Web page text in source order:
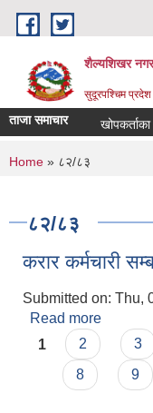
Skip to main content
शैल्यशिखर
सुदूरपश्चिम प्रदेश
ताजा समाचार
You are here
Home » ८२/८३
८२/८३
करार कर्मचारी
Submitted on: Thu,
Read more
Pages
1 2 3
8
9